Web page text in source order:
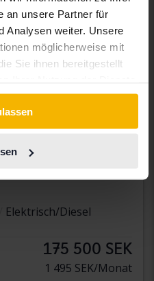
an unsere Partner für
Analysen weiter. Unsere
möglicherweise mit
Sie ihnen bereitgestellt
Elektrisch/Diesel
175 500 SEK
1 495 SEK/Monat